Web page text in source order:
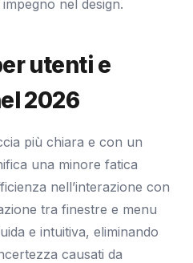
nel design.
utenti e
2026
più chiara e con un
una minore fatica
nell’interazione con
tra finestre e menu
e intuitiva, eliminando
causati da